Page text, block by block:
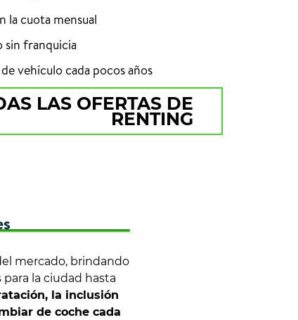
la cuota mensual
sin franquicia
vehículo cada pocos años
LAS OFERTAS DE
RENTING
mercado, brindando
la ciudad hasta
la inclusión
de coche cada